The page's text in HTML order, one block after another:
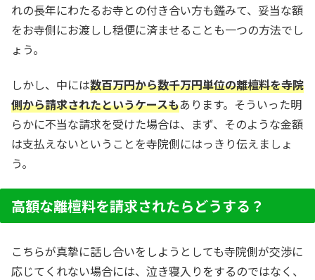
れの長年にわたるお寺との付き合い方も鑑みて、妥当な額
をお寺側にお渡しし穏便に済ませることも一つの方法でし
ょう。
しかし、中には数百万円から数千万円単位の離檀料を寺院
側から請求されたというケースもあります。そういった明
らかに不当な請求を受けた場合は、まず、そのような金額
は支払えないということを寺院側にはっきり伝えましょ
う。
高額な離檀料を請求されたらどうする？
こちらが真摯に話し合いをしようとしても寺院側が交渉に
応じてくれない場合には、泣き寝入りをするのではなく、